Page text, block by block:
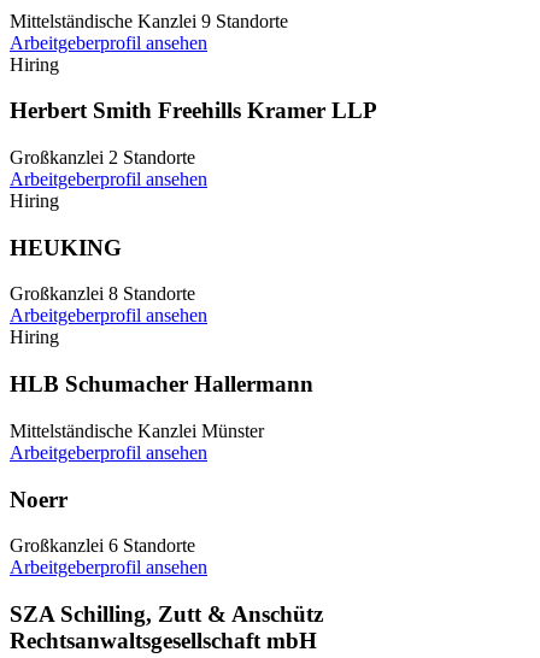
Mittelständische Kanzlei 9 Standorte
Arbeitgeberprofil ansehen
Hiring
Herbert Smith Freehills Kramer LLP
Großkanzlei 2 Standorte
Arbeitgeberprofil ansehen
Hiring
HEUKING
Großkanzlei 8 Standorte
Arbeitgeberprofil ansehen
Hiring
HLB Schumacher Hallermann
Mittelständische Kanzlei Münster
Arbeitgeberprofil ansehen
Noerr
Großkanzlei 6 Standorte
Arbeitgeberprofil ansehen
SZA Schilling, Zutt & Anschütz
Rechtsanwaltsgesellschaft mbH